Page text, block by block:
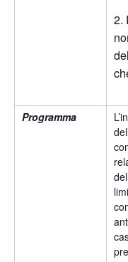
2.
Programma